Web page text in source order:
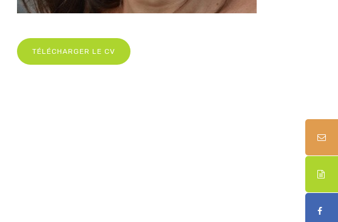
TÉLÉCHARGER LE CV